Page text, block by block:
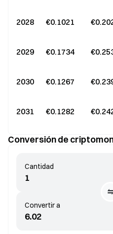
2028 €0.1021
2029 €0.1734
2030 €0.1267
2031 €0.1282
Conversión de
Convertir a
Cantidad